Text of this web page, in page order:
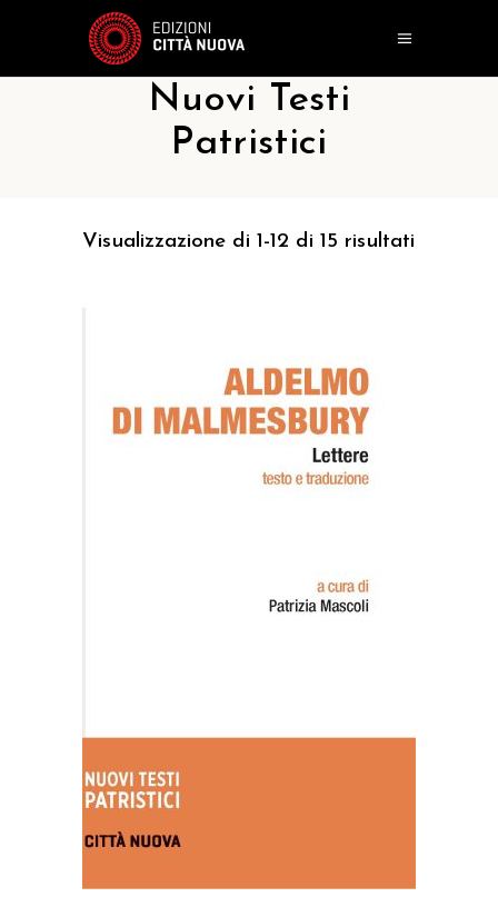
Nuovi Testi
Patristici
Visualizzazione di 1-12 di 15 risultati
AGGIUNGI AL CARRELLO